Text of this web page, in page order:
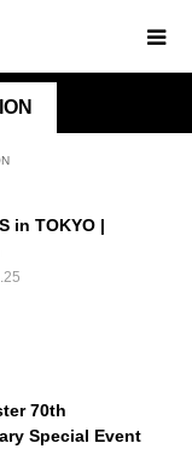
in TOKYO |
70th
Special Event